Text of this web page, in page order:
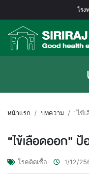
โรง
หน้าแรก บทความ “ไข้
“ไข้เลือดออก”
โรคติดเชื้อ 1/12/